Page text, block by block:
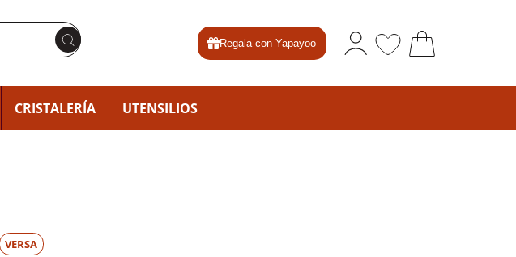
Regala con Yapayoo
CRISTALERÍA UTENSILIOS
VERSA